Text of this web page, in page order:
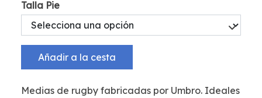
Talla Pie
Añadir a la cesta
Medias de rugby fabricadas por Umbro. Ideales